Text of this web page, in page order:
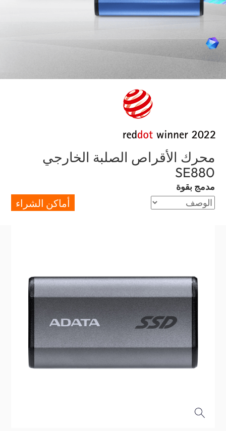
محرك الأقراص الصلبة الخارجي
SE880
مدمج بقوة
أماكن الشراء